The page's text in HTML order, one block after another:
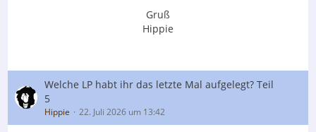
Gruß
Hippie
Welche LP habt ihr das letzte Mal aufgelegt? Teil
5
Hippie 22. Juli 2026 um 13:42